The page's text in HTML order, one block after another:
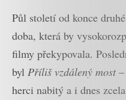
Půl století od konce
doba, která by
filmy překypovala.
byl Příliš vzdálený most
herci nabitý a i dnes